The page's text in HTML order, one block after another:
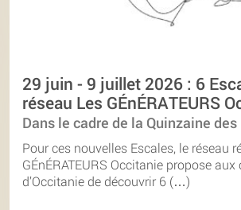
29 juin - 9 juillet 2026 : 6
réseau Les GÉnÉRATEURS
Dans le cadre de la Quinzaine
Pour ces nouvelles Escales, le réseau
GÉnÉRATEURS Occitanie propose
d’Occitanie de découvrir 6 (…)